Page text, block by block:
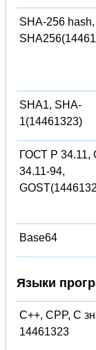
SHA-256 hash,
SHA1, SHA-
1(14461323)
ГОСТ Р 34.11,
34.11-94,
Base64
Языки
C++, CPP, C
14461323